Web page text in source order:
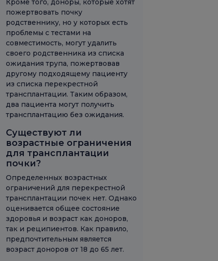
Кроме того, доноры, которые хотят
пожертвовать почку
родственнику, но у которых есть
проблемы с тестами на
совместимость, могут удалить
своего родственника из списка
ожидания трупа, пожертвовав
другому подходящему пациенту
из списка перекрестной
трансплантации. Таким образом,
два пациента могут получить
трансплантацию без ожидания.
Существуют ли
возрастные ограничения
для трансплантации
почки?
Определенных возрастных
ограничений для перекрестной
трансплантации почек нет. Однако
оценивается общее состояние
здоровья и возраст как доноров,
так и реципиентов. Как правило,
предпочтительным является
возраст доноров от 18 до 65 лет.